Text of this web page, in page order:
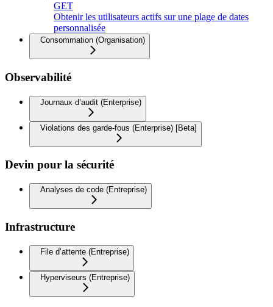
GET
Obtenir les utilisateurs actifs sur une plage de dates
personnalisée
Consommation (Organisation)
Observabilité
Journaux d’audit (Enterprise)
Violations des garde-fous (Enterprise) [Beta]
Devin pour la sécurité
Analyses de code (Entreprise)
Infrastructure
File d’attente (Entreprise)
Hyperviseurs (Entreprise)